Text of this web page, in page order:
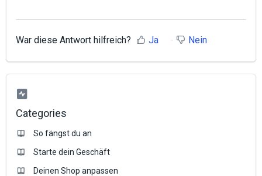
War diese Antwort hilfreich? Ja Nein
Categories
So fängst du an
Starte dein Geschäft
Deinen Shop anpassen